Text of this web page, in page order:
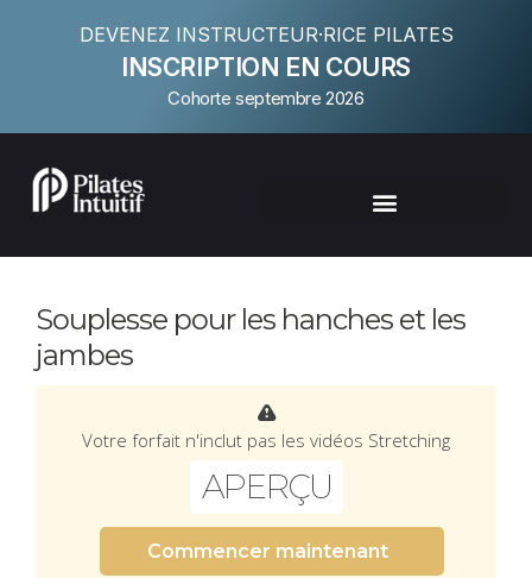
DEVENEZ INSTRUCTEUR·RICE PILATES
INSCRIPTION EN COURS
Cohorte septembre 2026
Souplesse pour les hanches et les
jambes
Votre forfait n'inclut pas les vidéos Stretching
APERÇU
Commencer maintenant